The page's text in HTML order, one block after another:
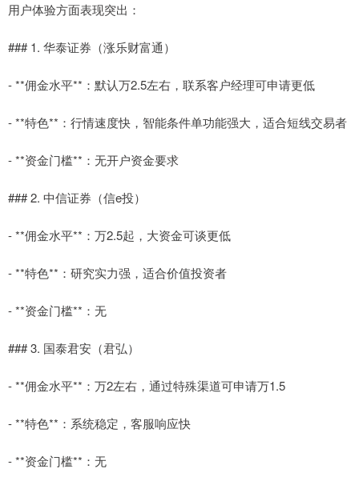
用户体验方面表现突出：
### 1. 华泰证券（涨乐财富通）
- **佣金水平**：默认万2.5左右，联系客户经理可申请更低
- **特色**：行情速度快，智能条件单功能强大，适合短线交易者
- **资金门槛**：无开户资金要求
### 2. 中信证券（信e投）
- **佣金水平**：万2.5起，大资金可谈更低
- **特色**：研究实力强，适合价值投资者
- **资金门槛**：无
### 3. 国泰君安（君弘）
- **佣金水平**：万2左右，通过特殊渠道可申请万1.5
- **特色**：系统稳定，客服响应快
- **资金门槛**：无